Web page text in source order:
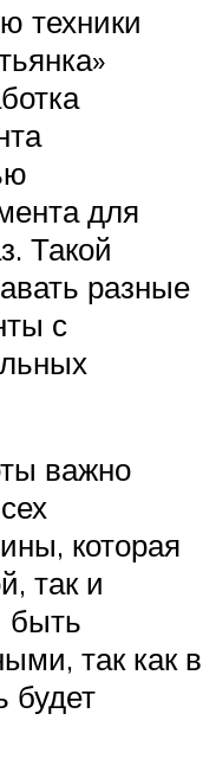
техники
для
Такой
разные
с
важно
которая
так и
быть
так как в
будет